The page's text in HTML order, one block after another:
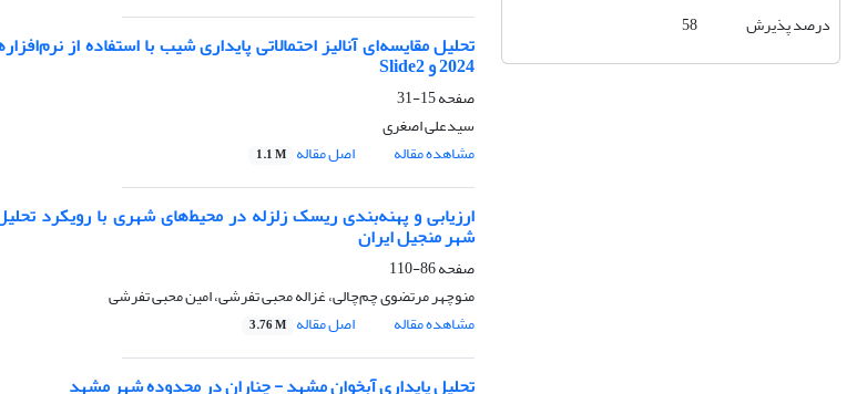
درصد پذیرش 58
2024 و Slide2
صفحه15-31
سیدعلی اصغری
مشاهده مقاله
اصل مقاله 1.1 M
ارزیابی و پهنه‌بندی ریسک زلزله در محیط‌های شهری با رویکرد
شهر منجیل ایران
صفحه86-110
منوچهر مرتضوی چم‌چالی، غزاله محبی تفرشی، امین محبی تفرشی
مشاهده مقاله
اصل مقاله 3.76 M
تحلیل پایداری آبخوان مشهد - چناران در محدوده شهر مشهد